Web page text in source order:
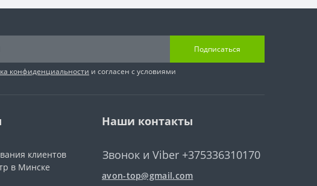
Подписаться
конфиденциальности и согласен с условиями
клиентов
в Минске
Наши контакты
Звонок и Viber +375336310170
avon-top@gmail.com